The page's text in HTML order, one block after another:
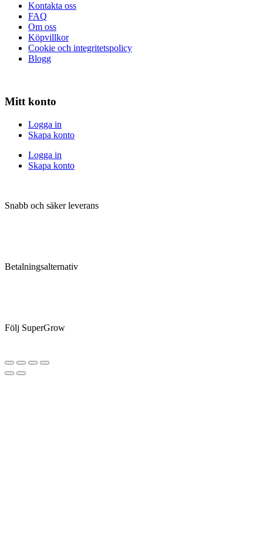
Kontakta oss
FAQ
Om oss
Köpvillkor
Cookie och integritetspolicy
Blogg
Mitt konto
Logga in
Skapa konto
Logga in
Skapa konto
Snabb och säker leverans
Betalningsalternativ
Följ SuperGrow